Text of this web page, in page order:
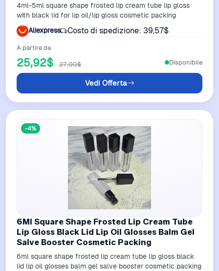
4ml-5ml square shape frosted lip cream tube lip gloss
with black lid for lip oil/lip gloss cosmetic packing
Aliexpress
Costo di spedizione: 39,57$
A partire da
25,92$ 27,00$
Vedi Offerta
Disponibile
-4%
6Ml Square Shape Frosted Lip Cream Tube
Lip Gloss Black Lid Lip Oil Glosses Balm Gel
Salve Booster Cosmetic Packing
6ml square shape frosted lip cream tube lip gloss black
lid lip oil glosses balm gel salve booster cosmetic packing